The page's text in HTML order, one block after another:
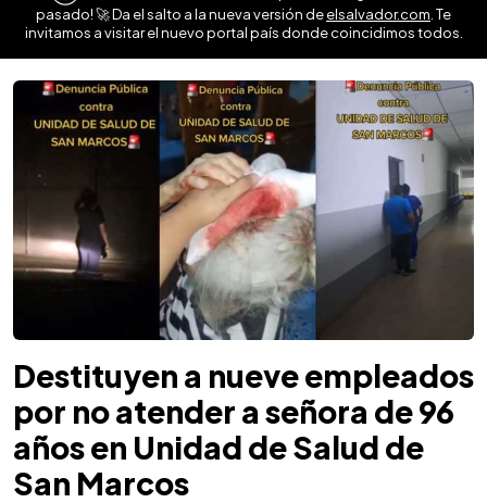
pasado! 🚀 Da el salto a la nueva versión deelsalvador.com . Te
invitamos a visitar el nuevo portal país donde coincidimos todos.
Destituyen a nueve empleados
por no atender a señora de 96
años en Unidad de Salud de
San Marcos